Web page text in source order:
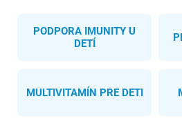
PODPORA IMUNITY U
DETÍ
MULTIVITAMÍN PRE DETI